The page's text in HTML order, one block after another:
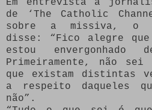
Em entrevista à
de ‘The Catholic
sobre a missiva, o
disse: “Fico alegre que
estou envergonhado
Primeiramente, não
que existam distintas
a respeito daqueles
não”.